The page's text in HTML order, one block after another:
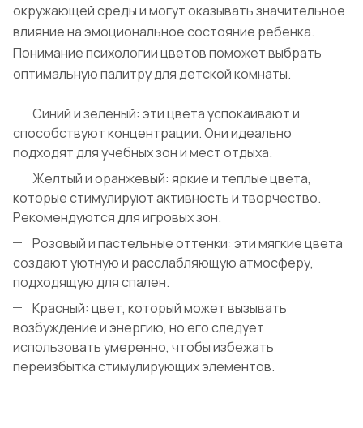
окружающей среды и могут оказывать значительное
влияние на эмоциональное состояние ребенка.
Понимание психологии цветов поможет выбрать
оптимальную палитру для детской комнаты.
Синий и зеленый: эти цвета успокаивают и
способствуют концентрации. Они идеально
подходят для учебных зон и мест отдыха.
Желтый и оранжевый: яркие и теплые цвета,
которые стимулируют активность и творчество.
Рекомендуются для игровых зон.
Розовый и пастельные оттенки: эти мягкие цвета
создают уютную и расслабляющую атмосферу,
подходящую для спален.
Красный: цвет, который может вызывать
возбуждение и энергию, но его следует
использовать умеренно, чтобы избежать
переизбытка стимулирующих элементов.